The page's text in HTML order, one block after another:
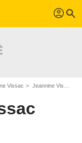
profil search
Vissac Jeannine Vissac : Films et séries online